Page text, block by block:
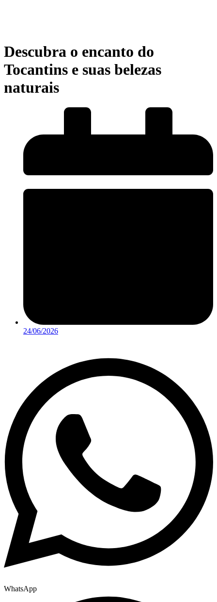
Descubra o encanto do
Tocantins e suas belezas
naturais
24/06/2026
WhatsApp